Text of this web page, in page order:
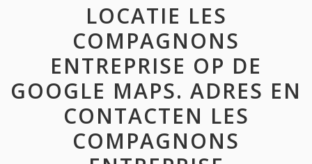
LOCATIE LES
COMPAGNONS
ENTREPRISE OP DE
GOOGLE MAPS. ADRES EN
CONTACTEN LES
COMPAGNONS